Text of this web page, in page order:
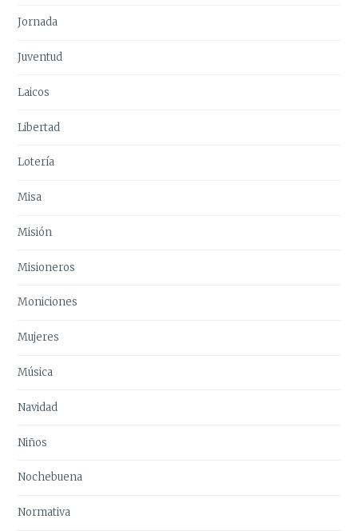
Jornada
Juventud
Laicos
Libertad
Lotería
Misa
Misión
Misioneros
Moniciones
Mujeres
Música
Navidad
Niños
Nochebuena
Normativa